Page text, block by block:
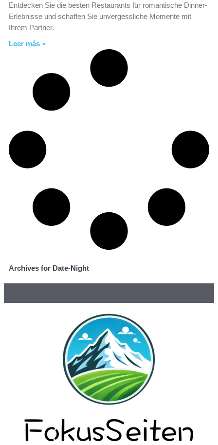
Entdecken Sie die besten Restaurants für romantische Dinner-
Erlebnisse und schaffen Sie unvergessliche Momente mit
Ihrem Partner.
Leer más »
Archives for Date-Night